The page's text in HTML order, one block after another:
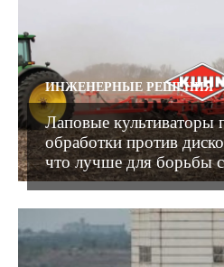
ИНЖЕНЕРНЫЕ РЕШЕНИЯ
Лаповые культиваторы
обработки против
что лучше для борьбы